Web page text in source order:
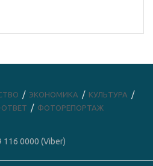
ЭКОНОМИКА
КУЛЬТУРА
ФОТОРЕПОРТАЖ
116 0000 (Viber)